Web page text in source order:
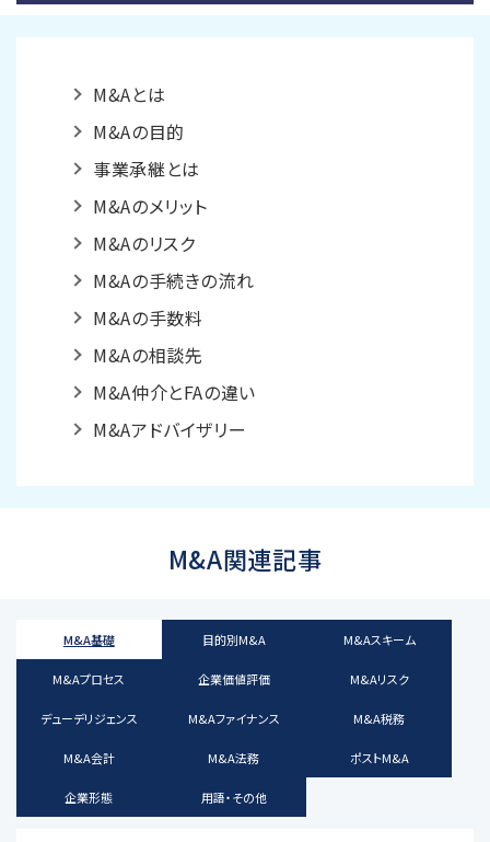
M&Aとは
M&Aの目的
事業承継とは
M&Aのメリット
M&Aのリスク
M&Aの手続きの流れ
M&Aの手数料
M&Aの相談先
M&A仲介とFAの違い
M&Aアドバイザリー
M&A関連記事
M&A基礎 目的別M&A M&Aスキーム
M&Aプロセス 企業価値評価 M&Aリスク
デューデリジェンス M&Aファイナンス M&A税務
M&A会計 M&A法務 ポストM&A
企業形態 用語・その他